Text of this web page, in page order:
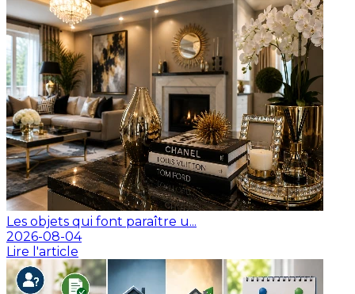
Les objets qui font paraître u...
2026-08-04
Lire l'article